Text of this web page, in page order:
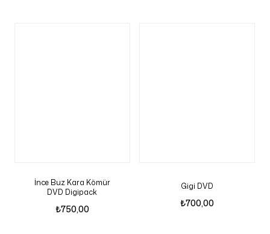
İnce Buz Kara Kömür
DVD Digipack
₺750,00
Gigi DVD
₺700,00